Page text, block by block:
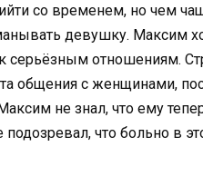
со временем, но чем
девушку. Максим
серьёзным отношениям.
общения с женщинами,
не знал, что ему
что больно в